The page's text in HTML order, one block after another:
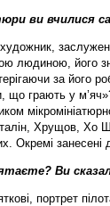
ви вчилися
людиною, його
за його
що грають у
Хрущов, Хо
Окремі занесені
Ви
портрет